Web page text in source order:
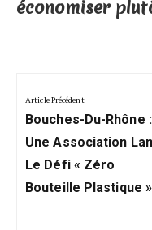
économiser
de
l’article
Article Précédent
Previous
Post:
Bouches-Du-Rhône :
Une Association
Le Défi « Zéro
Bouteille Plastique »